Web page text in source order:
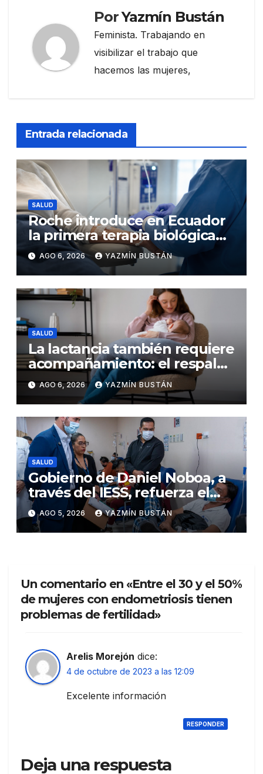
PorYazmín Bustán
Feminista. Trabajando en
visibilizar el trabajo que
hacemos las mujeres,
Entrada relacionada
SALUD
Roche introduce en Ecuador
la primera terapia biológica
de precisión capaz de
detener el daño renal por
nefritis lúpica
AGO 6, 2026 YAZMÍN BUSTÁN
SALUD
La lactancia también requiere
acompañamiento: el respaldo
que necesitan la madre y el
bebé
AGO 6, 2026 YAZMÍN BUSTÁN
SALUD
Gobierno de Daniel Noboa, a
través del IESS, refuerza el
abastecimiento de insulina
en 86 establecimientos de
salud
AGO 5, 2026 YAZMÍN BUSTÁN
Un comentario en «Entre el 30 y el 50%
de mujeres con endometriosis tienen
problemas de fertilidad»
Arelis Morejón dice:
4 de octubre de 2023 a las 12:09
Excelente información
RESPONDER
Deja una respuesta